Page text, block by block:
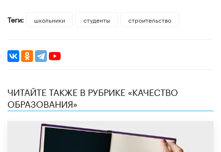
Теги: школьники студенты строительство
ЧИТАЙТЕ ТАКЖЕ В РУБРИКЕ «КАЧЕСТВО
ОБРАЗОВАНИЯ»